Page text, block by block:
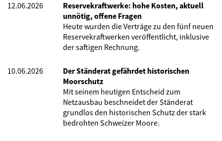
12.06.2026
Reservekraftwerke: hohe Kosten, aktuell
unnötig, offene Fragen
Heute wurden die Verträge zu den fünf neuen
Reservekraftwerken veröffentlicht, inklusive
der saftigen Rechnung.
10.06.2026
Der Ständerat gefährdet historischen
Moorschutz
Mit seinem heutigen Entscheid zum
Netzausbau beschneidet der Ständerat
grundlos den historischen Schutz der stark
bedrohten Schweizer Moore.